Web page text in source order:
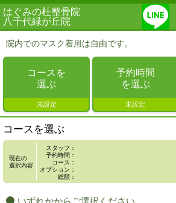
はぐみの杜整骨院
八千代緑が丘院
院内でのマスク着用は自由です。
コースを
選ぶ
未設定
予約時間
を選ぶ
未設定
コースを選ぶ
現在の
選択内容
スタッフ：
予約時間：
コース：
オプション：
総額：
いずれかからご選択ください。